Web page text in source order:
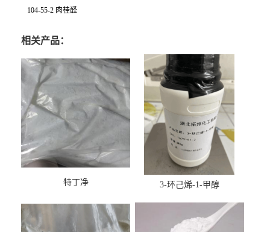
104-55-2 肉桂醛
相关产品：
特丁净 3-环己烯-1-甲醇